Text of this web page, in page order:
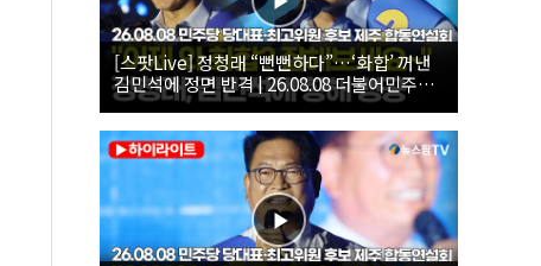
[스팟Live] 정청래 “뻔뻔하다”…‘화합’ 꺼낸
김민석에 정면 반격 | 26.08.08 더불어민주당
당대표·최고위원 후보 제주 합동연설회